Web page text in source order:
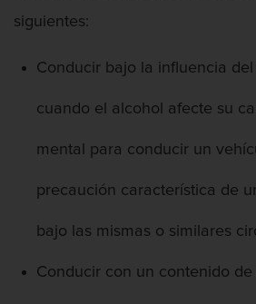
Robo
Robo de Caja Fuerte
Robo o allanamiento
Recepción de
Delitos Sexuales
Actos lascivos con un
siguientes:
Conducir bajo la influencia
cuando el alcohol afecte su
mental para conducir un
precaución característica de
bajo las mismas o similares
Conducir con un contenido